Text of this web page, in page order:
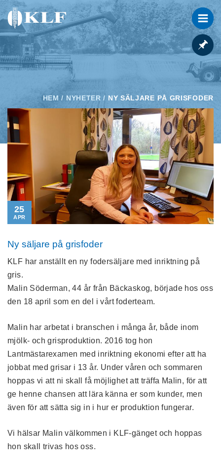
HEM / NYHETER / NY SÄLJARE PÅ GRISFODER
25
APR
Ny säljare på grisfoder
KLF har anställt en ny fodersäljare med inriktning på
gris.
Malin Söderman, 44 år från Bäckaskog, började hos oss
den 18 april som en del i vårt foderteam.
Malin har arbetat i branschen i många år, både inom
mjölk- och grisproduktion. 2016 tog hon
Lantmästarexamen med inriktning ekonomi efter att ha
jobbat med grisar i 13 år. Under våren och sommaren
hoppas vi att ni skall få möjlighet att träffa Malin, för att
ge henne chansen att lära känna er som kunder, men
även för att sätta sig in i hur er produktion fungerar.
Vi hälsar Malin välkommen i KLF-gänget och hoppas
hon skall trivas hos oss.